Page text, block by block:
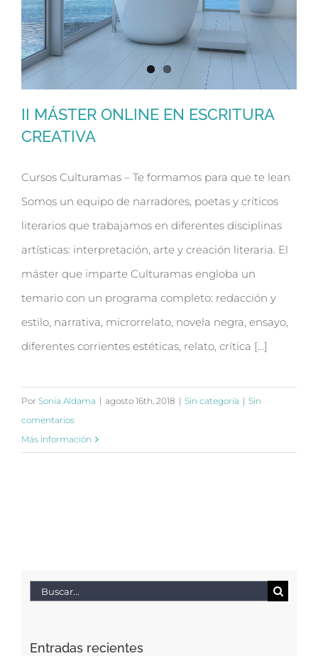
II MÁSTER ONLINE EN ESCRITURA
CREATIVA
II MÁSTER ONLINE EN ESCRITURA
CREATIVA
Cursos Culturamas – Te formamos para que te lean
Somos un equipo de narradores, poetas y críticos
literarios que trabajamos en diferentes disciplinas
artísticas: interpretación, arte y creación literaria. El
máster que imparte Culturamas engloba un
temario con un programa completo: redacción y
estilo, narrativa, microrrelato, novela negra, ensayo,
diferentes corrientes estéticas, relato, crítica [...]
Por Sonia Aldama | agosto 16th, 2018 | Sin categoría | Sin
comentarios
Más información
Buscar:
Entradas recientes